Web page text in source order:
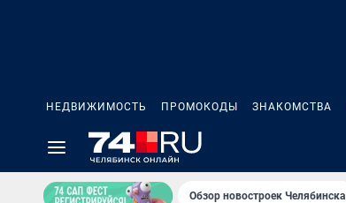
НЕДВИЖИМОСТЬ ПРОМОКОДЫ ЗНАКОМСТВА
Обзор новостроек Челябинска